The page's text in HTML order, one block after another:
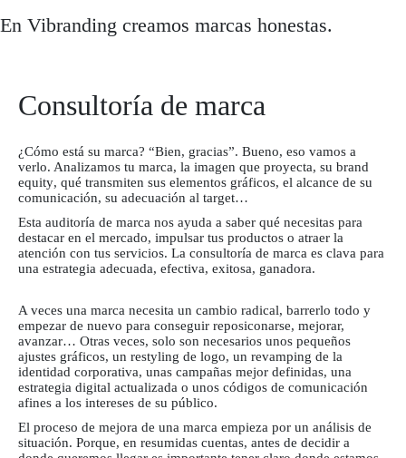
En Vibranding creamos marcas honestas.
Consultoría de marca
¿Cómo está su marca? “Bien, gracias”. Bueno, eso vamos a
verlo. Analizamos tu marca, la imagen que proyecta, su brand
equity, qué transmiten sus elementos gráficos, el alcance de su
comunicación, su adecuación al target…
Esta auditoría de marca nos ayuda a saber qué necesitas para
destacar en el mercado, impulsar tus productos o atraer la
atención con tus servicios. La consultoría de marca es clava para
una estrategia adecuada, efectiva, exitosa, ganadora.
A veces una marca necesita un cambio radical, barrerlo todo y
empezar de nuevo para conseguir reposiconarse, mejorar,
avanzar… Otras veces, solo son necesarios unos pequeños
ajustes gráficos, un restyling de logo, un revamping de la
identidad corporativa, unas campañas mejor definidas, una
estrategia digital actualizada o unos códigos de comunicación
afines a los intereses de su público.
El proceso de mejora de una marca empieza por un análisis de
situación. Porque, en resumidas cuentas, antes de decidir a